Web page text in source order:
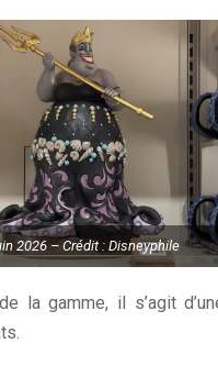
2026 – Crédit : Disneyphile
la gamme, il s’agit